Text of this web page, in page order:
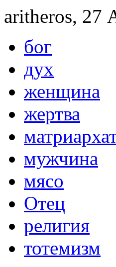
aritheros, 27
бог
дух
женщина
жертва
мужчина
мясо
Отец
религия
тотемизм